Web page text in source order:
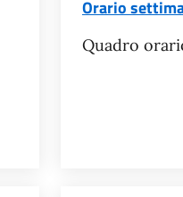
Orario
Quadro